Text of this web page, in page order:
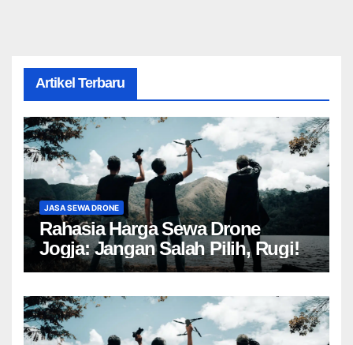
Artikel Terbaru
JASA SEWA DRONE
Rahasia Harga Sewa Drone
Jogja: Jangan Salah Pilih, Rugi!